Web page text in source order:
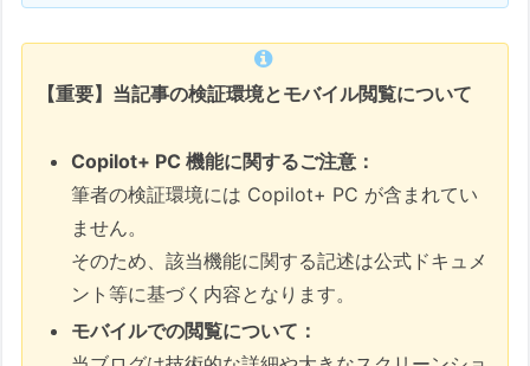
【重要】当記事の検証環境とモバイル閲覧について
Copilot+ PC 機能に関するご注意：
筆者の検証環境には Copilot+ PC が含まれてい
ません。
そのため、該当機能に関する記述は公式ドキュメ
ント等に基づく内容となります。
モバイルでの閲覧について：